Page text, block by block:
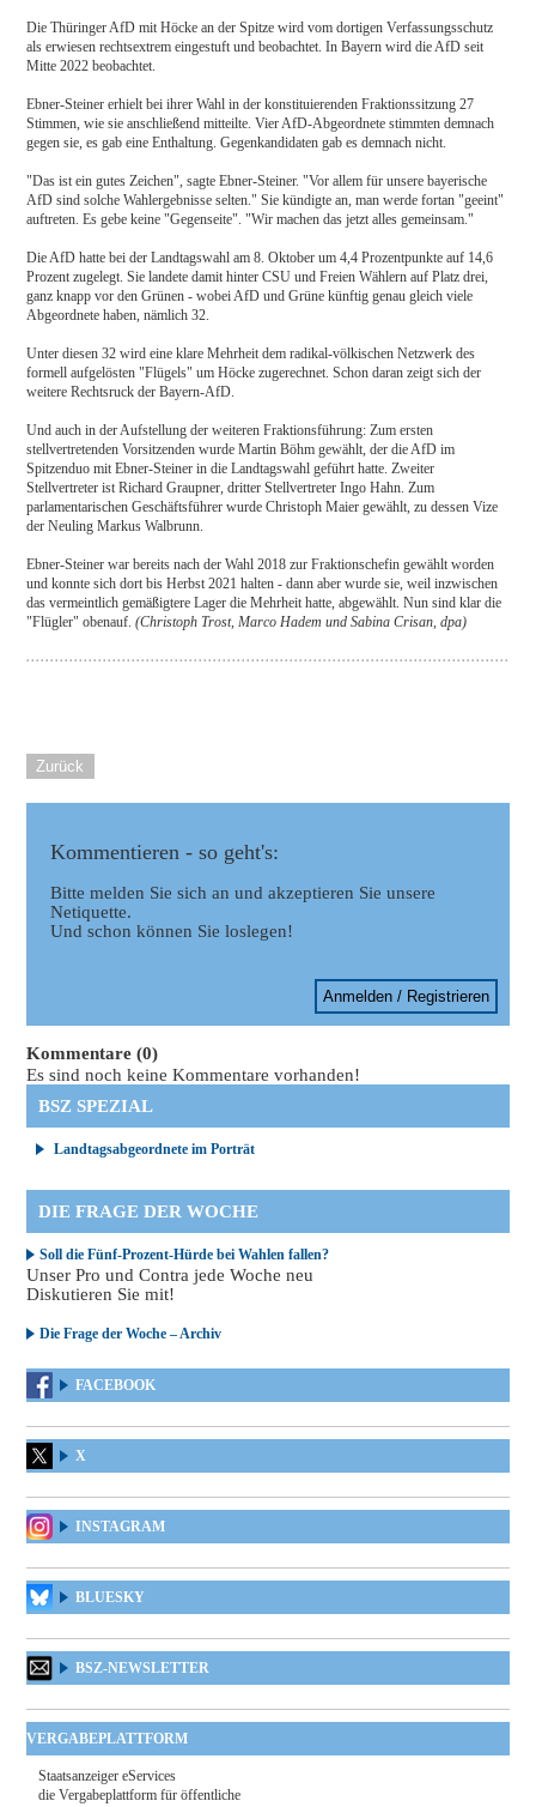
Die Thüringer AfD mit Höcke an der Spitze wird vom dortigen Verfassungsschutz
als erwiesen rechtsextrem eingestuft und beobachtet. In Bayern wird die AfD seit
Mitte 2022 beobachtet.
Ebner-Steiner erhielt bei ihrer Wahl in der konstituierenden Fraktionssitzung 27
Stimmen, wie sie anschließend mitteilte. Vier AfD-Abgeordnete stimmten demnach
gegen sie, es gab eine Enthaltung. Gegenkandidaten gab es demnach nicht.
"Das ist ein gutes Zeichen", sagte Ebner-Steiner. "Vor allem für unsere bayerische
AfD sind solche Wahlergebnisse selten." Sie kündigte an, man werde fortan "geeint"
auftreten. Es gebe keine "Gegenseite". "Wir machen das jetzt alles gemeinsam."
Die AfD hatte bei der Landtagswahl am 8. Oktober um 4,4 Prozentpunkte auf 14,6
Prozent zugelegt. Sie landete damit hinter CSU und Freien Wählern auf Platz drei,
ganz knapp vor den Grünen - wobei AfD und Grüne künftig genau gleich viele
Abgeordnete haben, nämlich 32.
Unter diesen 32 wird eine klare Mehrheit dem radikal-völkischen Netzwerk des
formell aufgelösten "Flügels" um Höcke zugerechnet. Schon daran zeigt sich der
weitere Rechtsruck der Bayern-AfD.
Und auch in der Aufstellung der weiteren Fraktionsführung: Zum ersten
stellvertretenden Vorsitzenden wurde Martin Böhm gewählt, der die AfD im
Spitzenduo mit Ebner-Steiner in die Landtagswahl geführt hatte. Zweiter
Stellvertreter ist Richard Graupner, dritter Stellvertreter Ingo Hahn. Zum
parlamentarischen Geschäftsführer wurde Christoph Maier gewählt, zu dessen Vize
der Neuling Markus Walbrunn.
Ebner-Steiner war bereits nach der Wahl 2018 zur Fraktionschefin gewählt worden
und konnte sich dort bis Herbst 2021 halten - dann aber wurde sie, weil inzwischen
das vermeintlich gemäßigtere Lager die Mehrheit hatte, abgewählt. Nun sind klar die
"Flügler" obenauf.(Christoph Trost, Marco Hadem und Sabina Crisan, dpa)
Zurück
Kommentieren - so geht's:
Bitte melden Sie sich an und akzeptieren Sie unsere
Netiquette.
Und schon können Sie loslegen!
Anmelden / Registrieren
Kommentare (0)
Es sind noch keine Kommentare vorhanden!
BSZ SPEZIAL
Landtagsabgeordnete im Porträt
DIE FRAGE DER WOCHE
Soll die Fünf-Prozent-Hürde bei Wahlen fallen?
Unser Pro und Contra jede Woche neu
Diskutieren Sie mit!
Die Frage der Woche – Archiv
FACEBOOK
X
INSTAGRAM
BLUESKY
BSZ-NEWSLETTER
VERGABEPLATTFORM
Staatsanzeiger eServices
die Vergabeplattform für öffentliche